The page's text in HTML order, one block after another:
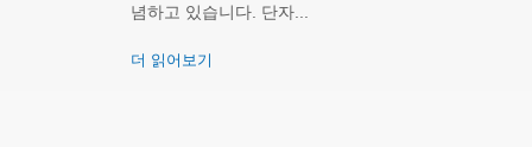
념하고 있습니다. 단자...
더 읽어보기